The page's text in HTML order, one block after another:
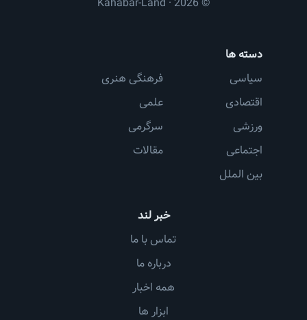
خبر لند
تماس با ما
درباره ما
همه اخبار
ابزار ها
دسته ها
سیاسی
اقتصادی
ورزشی
اجتماعی
بین الملل
فرهنگی هنری
علمی
سرگرمی
مقالات